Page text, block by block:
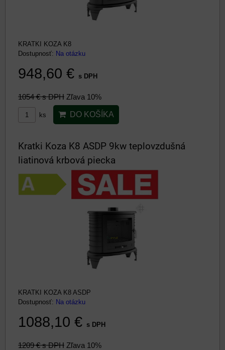
KRATKI KOZA K8
Dostupnosť: Na otázku
948,60 € s DPH
1054 €s DPH Zľava 10%
ks DO KOŠÍKA
Kratki Koza K8 ASDP 9kw teplovzdušná
liatinová krbová piecka
KRATKI KOZA K8 ASDP
Dostupnosť: Na otázku
1088,10 € s DPH
1209 €s DPH Zľava 10%